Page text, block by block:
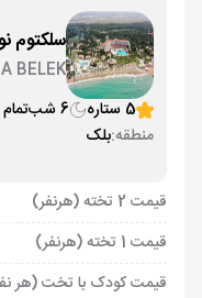
سلکتوم
BELEK
5 ستاره
6 شب
منطقه:بلک
قیمت 2 تخته (هرنفر)
قیمت 1 تخته (هرنفر)
قیمت کودک با تخت (هر